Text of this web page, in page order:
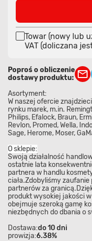
Towar (nowy lub
VAT (doliczana
Poproś o obliczenie
dostawy produktu:
Asortyment:
W naszej ofercie
rynku marek, m.in.
Philips, Efalock, Braun,
Revlon, Promed, Wella,
Sage, Herome, Moser,
O sklepie:
Swoją działalność
ostatnie lata
partnera w handlu
ciała.Zdobyliśmy
partnerów za
produkt wysokiej jakości
obejmuje szeroką gamę
niezbędnych do dbania o
Dostawa:do 10 dni
prowizja:6.38%